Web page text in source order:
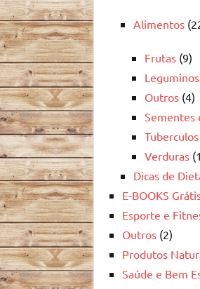
Alimentos
Frutas (9)
Outros (4)
Sementes
Tuberculos
Verduras
Dicas de
E-BOOKS
Esporte e
Outros (2)
Produtos
Saúde e Bem